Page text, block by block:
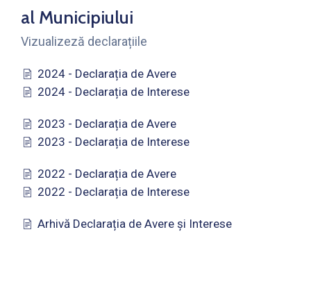
al Municipiului
Vizualizeză declarațiile
2024 - Declarația de Avere
2024 - Declarația de Interese
2023 - Declarația de Avere
2023 - Declarația de Interese
2022 - Declarația de Avere
2022 - Declarația de Interese
Arhivă Declarația de Avere și Interese